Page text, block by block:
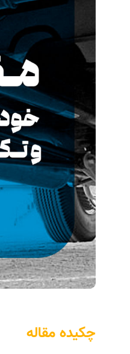
چکیده مقاله